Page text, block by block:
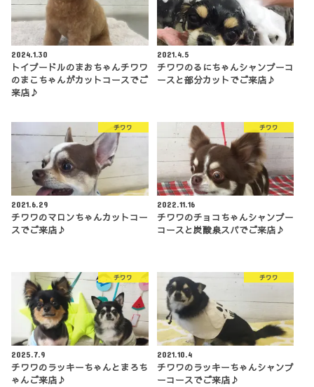
2024.1.30
トイプードルのまおちゃんチワワ
のまこちゃんがカットコースでご
来店♪
2021.4.5
チワワのるにちゃんシャンプーコ
ースと部分カットでご来店♪
チワワ
2021.6.29
チワワのマロンちゃんカットコー
スでご来店♪
チワワ
2022.11.16
チワワのチョコちゃんシャンプー
コースと炭酸泉スパでご来店♪
チワワ
2025.7.9
チワワのラッキーちゃんとまろち
ゃんご来店♪
チワワ
2021.10.4
チワワのラッキーちゃんシャンプ
ーコースでご来店♪